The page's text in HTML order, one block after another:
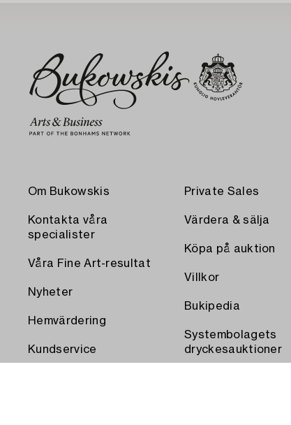
Om Bukowskis
Kontakta våra
specialister
Våra Fine Art-resultat
Nyheter
Hemvärdering
Kundservice
Private Sales
Värdera & sälja
Köpa på auktion
Villkor
Bukipedia
Systembolagets
dryckesauktioner